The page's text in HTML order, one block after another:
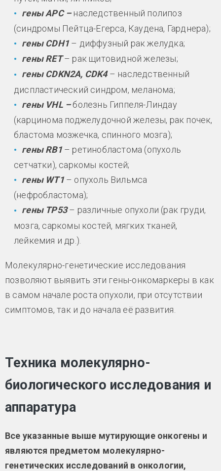
гены APC –наследственный полипоз
(синдромы Пейтца-Егерса, Каудена, Гарднера);
гены CDH1 – диффузный рак желудка;
гены RET– рак щитовидной железы;
гены CDKN2A, CDK4– наследственный
диспластический синдром, меланома;
гены VHL –болезнь Гиппеля-Линдау
(карцинома поджелудочной железы, рак почек,
бластома мозжечка, спинного мозга);
гены RB1 – ретинобластома (опухоль
сетчатки), саркомы костей;
гены WT1 – опухоль Вильмса
(нефробластома);
гены TP53– различные опухоли (рак груди,
мозга, саркомы костей, мягких тканей,
лейкемия и др.).
Молекулярно-генетические исследования
позволяют выявить эти гены-онкомаркеры в как
в самом начале роста опухоли, при отсутствии
симптомов, так и до начала её развития.
Техника молекулярно-
биологического исследования и
аппаратура
Все указанные выше мутирующие онкогены и
являются предметом молекулярно-
генетических исследований в онкологии,